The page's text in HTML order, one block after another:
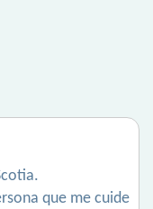
que me cuide